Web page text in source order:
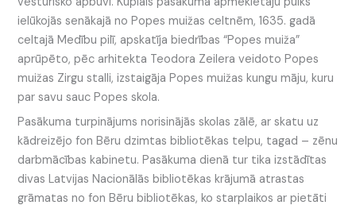
ielūkojās senākajā no Popes muižas celtnēm, 1635. gadā
celtajā Medību pilī, apskatīja biedrības “Popes muiža”
aprūpēto, pēc arhitekta Teodora Zeilera veidoto Popes
muižas Zirgu stalli, izstaigāja Popes muižas kungu māju, kuru
par savu sauc Popes skola.
Pasākuma turpinājums norisinājās skolas zālē, ar skatu uz
kādreizējo fon Bēru dzimtas bibliotēkas telpu, tagad – zēnu
darbmācības kabinetu. Pasākuma dienā tur tika izstādītas
divas Latvijas Nacionālās bibliotēkas krājumā atrastas
grāmatas no fon Bēru bibliotēkas, ko starplaikos ar pietāti